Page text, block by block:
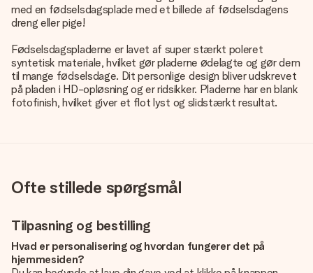
med en fødselsdagsplade med et billede af fødselsdagens
dreng eller pige!
Fødselsdagspladerne er lavet af super stærkt poleret
syntetisk materiale, hvilket gør pladerne ødelagte og gør dem
til mange fødselsdage. Dit personlige design bliver udskrevet
på pladen i HD-opløsning og er ridsikker. Pladerne har en blank
fotofinish, hvilket giver et flot lyst og slidstærkt resultat.
Ofte stillede spørgsmål
Tilpasning og bestilling
Hvad er personalisering og hvordan fungerer det på
hjemmesiden?